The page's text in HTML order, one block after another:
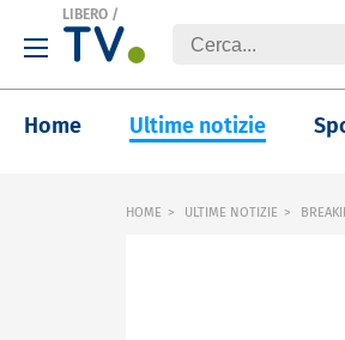
LIBERO /
Home Ultime notizie
HOME ULTIME NOTIZIE